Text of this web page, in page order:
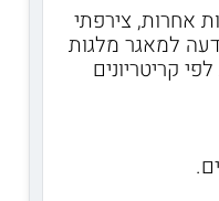
אחרות, צירפתי
למאגר מלגות
קריטריונים